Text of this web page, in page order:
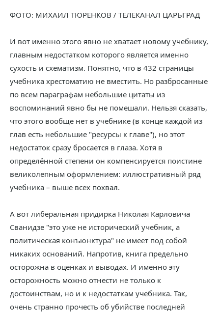
ФОТО: МИХАИЛ ТЮРЕНКОВ / ТЕЛЕКАНАЛ ЦАРЬГРАД
И вот именно этого явно не хватает новому учебнику,
главным недостатком которого является именно
сухость и схематизм. Понятно, что в 432 страницы
учебника хрестоматию не вместить. Но разбросанные
по всем параграфам небольшие цитаты из
воспоминаний явно бы не помешали. Нельзя сказать,
что этого вообще нет в учебнике (в конце каждой из
глав есть небольшие "ресурсы к главе"), но этот
недостаток сразу бросается в глаза. Хотя в
определённой степени он компенсируется поистине
великолепным оформлением: иллюстративный ряд
учебника – выше всех похвал.
А вот либеральная придирка Николая Карловича
Сванидзе "это уже не исторический учебник, а
политическая конъюнктура" не имеет под собой
никаких оснований. Напротив, книга предельно
осторожна в оценках и выводах. И именно эту
осторожность можно отнести не только к
достоинствам, но и к недостаткам учебника. Так,
очень странно прочесть об убийстве последней